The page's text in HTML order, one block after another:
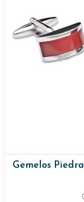
Gemelos Piedra